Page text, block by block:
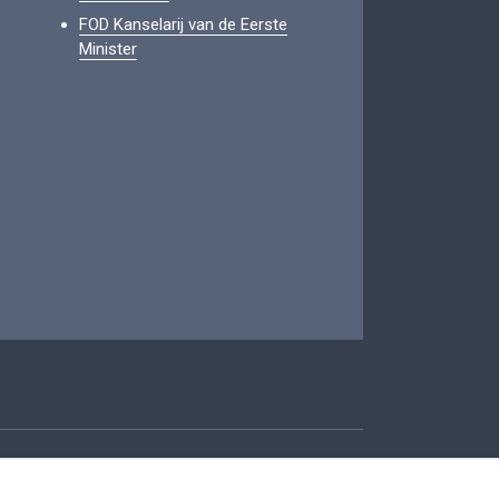
FOD Kanselarij van de Eerste
Minister